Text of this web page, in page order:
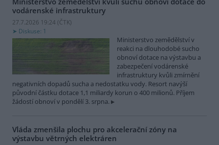
vodárenské infrastruktury
27.7.2026 19:24 (ČTK)
Diskuse: 1
Ministerstvo zemědělství v
reakci na dlouhodobé sucho
obnoví dotace na výstavbu a
zabezpečení vodárenské
infrastruktury kvůli zmírnění
negativních dopadů sucha a nedostatku vody. Resort navýší
původní částku dotace 1,1 miliardy korun o 400 milionů. Příjem
žádostí obnoví v pondělí 3. srpna.
Vláda zmenšila plochu pro akcelerační zóny na
výstavbu větrných elektráren